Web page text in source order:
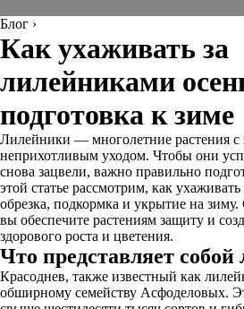
Блог ›
Как ухаживать за
лилейниками
подготовка к зиме
Лилейники — многолетние растения с
неприхотливым уходом. Чтобы они
снова зацвели, важно правильно
этой статье рассмотрим, как
обрезка, подкормка и укрытие на
вы обеспечите растениям защиту и
здорового роста и цветения.
Что представляет
Красоднев, также известный как
обширному семейству Асфоделовых.